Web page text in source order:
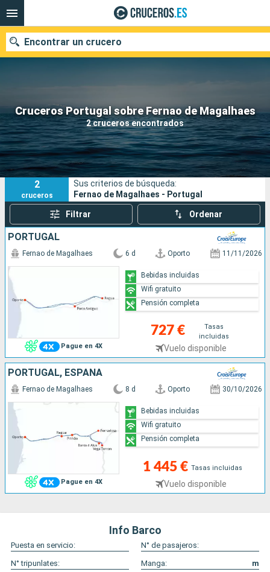
Cruceros Portugal sobre Fernao de Magalhaes
2 cruceros encontrados
Encontrar un crucero
Nuestros destinos
Fecha de salida
Puertos Compañías
Buscar
2
cruceros
Sus criterios de búsqueda:
Fernao de Magalhaes - Portugal
Filtrar Ordenar
PORTUGAL
Pague en 4X
Fernao de Magalhaes 6 d Oporto 11/11/2026
727 €
Tasas
incluidas
Vuelo disponible
Bebidas incluidas
Wifi gratuito
Pensión completa
PORTUGAL, ESPAÑA
Pague en 4X
Fernao de Magalhaes 8 d Oporto 30/10/2026
1 445 € Tasas incluidas
Vuelo disponible
Bebidas incluidas
Wifi gratuito
Pensión completa
Info Barco
Puesta en servicio:
N° de pasajeros:
N° tripunlates:
Manga:
m